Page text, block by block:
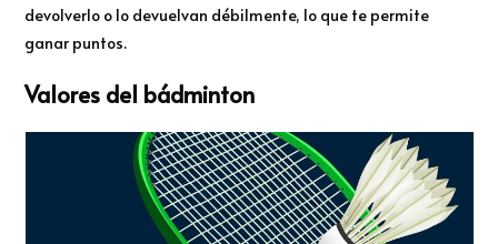
devolverlo o lo devuelvan débilmente, lo que te permite
ganar puntos.
Valores del bádminton